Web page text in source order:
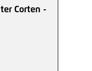
Corten -